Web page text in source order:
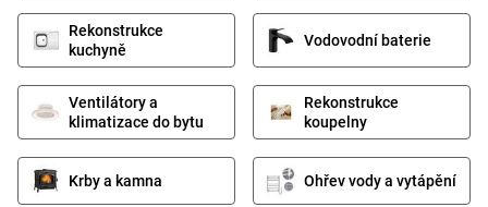
Rekonstrukce
kuchyně
Vodovodní baterie
Ventilátory a
klimatizace do bytu
Rekonstrukce
koupelny
Krby a kamna Ohřev vody a vytápění